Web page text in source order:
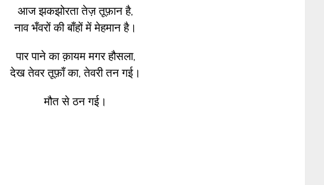
आज झकझोरता तेज़ तूफ़ान है,
नाव भँवरों की बाँहों में मेहमान है।
पार पाने का क़ायम मगर हौसला,
देख तेवर तूफ़ाँ का, तेवरी तन गई।
मौत से ठन गई।